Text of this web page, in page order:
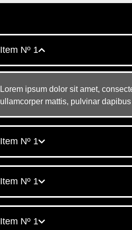
Item Nº 1
Lorem ipsum dolor sit amet,
ullamcorper mattis, pulvinar
Item Nº 1
Item Nº 1
Item Nº 1